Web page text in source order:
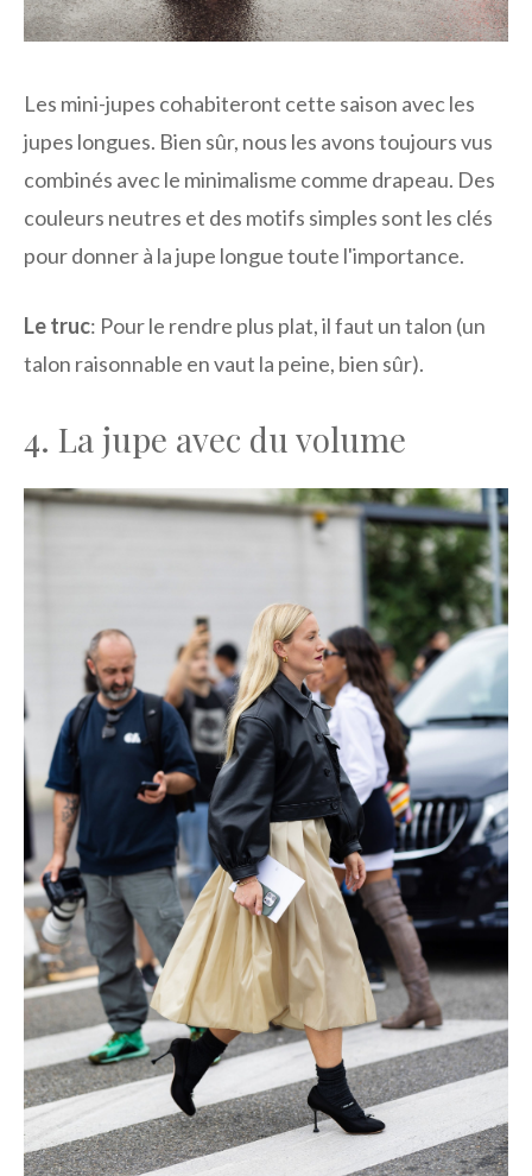
Les mini-jupes cohabiteront cette saison avec les
jupes longues. Bien sûr, nous les avons toujours vus
combinés avec le minimalisme comme drapeau. Des
couleurs neutres et des motifs simples sont les clés
pour donner à la jupe longue toute l'importance.
Le truc: Pour le rendre plus plat, il faut un talon (un
talon raisonnable en vaut la peine, bien sûr).
4. La jupe avec du volume